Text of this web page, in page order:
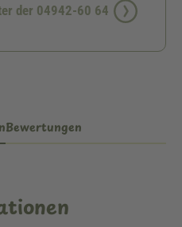
der 04942-60 64
Bewertungen